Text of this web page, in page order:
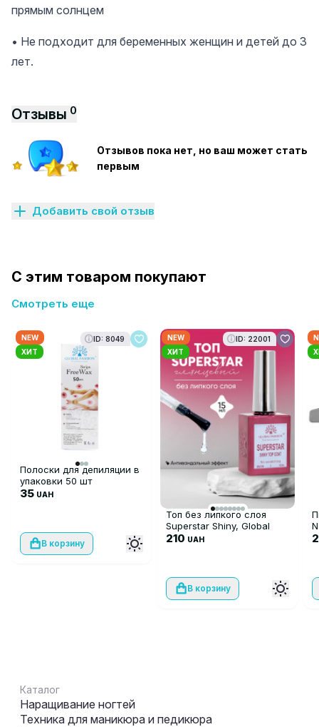
прямым солнцем
• Не подходит для беременных женщин и детей до 3
лет.
Отзывы 0
Отзывов пока нет, но ваш может стать
первым
Добавить свой отзыв
С этим товаром покупают
Смотреть еще
NEW
ХИТ
ID: 8049
Полоски для депиляции в
упаковки 50 шт
35 UAH
В корзину
NEW
ХИТ
ID: 22001
Топ без липкого слоя
Superstar Shiny, Global
Fashion, 15 мл
210 UAH
В корзину
Каталог
Наращивание ногтей
Техника для маникюра и педикюра